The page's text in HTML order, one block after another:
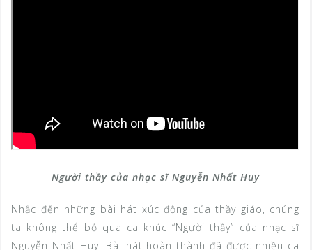
Người thầy của nhạc sĩ Nguyễn Nhất Huy
Nhắc đến những bài hát xúc động của thầy giáo, chúng
ta không thể bỏ qua ca khúc “Người thầy” của nhạc sĩ
Nguyễn Nhất Huy. Bài hát hoàn thành đã được nhiều ca